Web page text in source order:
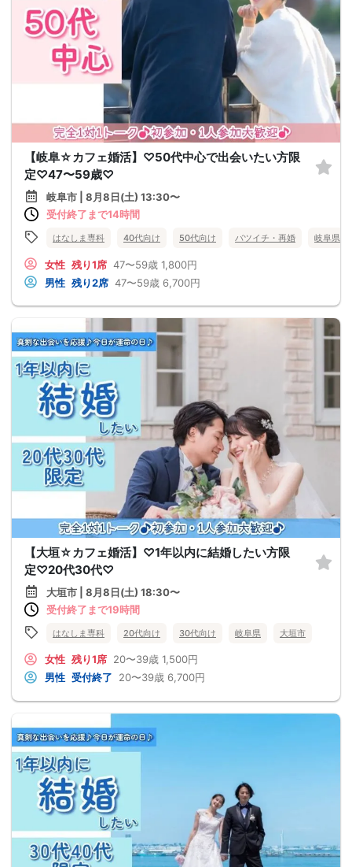
【岐阜☆カフェ婚活】♡50代中心で出会いたい方限
定♡47〜59歳♡
岐阜市 | 8月8日(土) 13:30〜
受付終了まで14時間
はなしま専科 40代向け 50代向け バツイチ・再婚 岐阜県
女性 残り1席 47〜59歳 1,800円
男性 残り2席 47〜59歳 6,700円
【大垣☆カフェ婚活】♡1年以内に結婚したい方限
定♡20代30代♡
大垣市 | 8月8日(土) 18:30〜
受付終了まで19時間
はなしま専科 20代向け 30代向け 岐阜県 大垣市
女性 残り1席 20〜39歳 1,500円
男性 受付終了 20〜39歳 6,700円